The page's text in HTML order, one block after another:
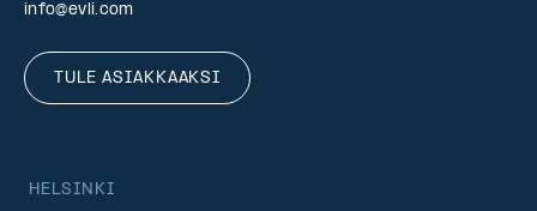
info@evli.com
TULE ASIAKKAAKSI
HELSINKI